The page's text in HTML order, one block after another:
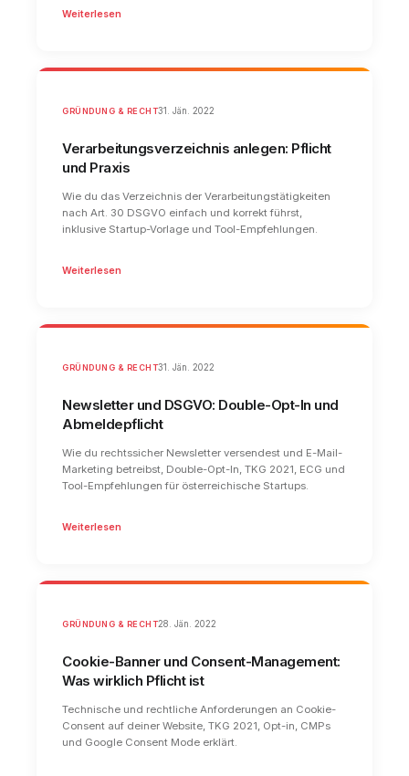
Weiterlesen
GRÜNDUNG & RECHT31. Jän. 2022
Verarbeitungsverzeichnis anlegen: Pflicht
und Praxis
Wie du das Verzeichnis der Verarbeitungstätigkeiten
nach Art. 30 DSGVO einfach und korrekt führst,
inklusive Startup-Vorlage und Tool-Empfehlungen.
Weiterlesen
GRÜNDUNG & RECHT31. Jän. 2022
Newsletter und DSGVO: Double-Opt-In und
Abmeldepflicht
Wie du rechtssicher Newsletter versendest und E-Mail-
Marketing betreibst, Double-Opt-In, TKG 2021, ECG und
Tool-Empfehlungen für österreichische Startups.
Weiterlesen
GRÜNDUNG & RECHT28. Jän. 2022
Cookie-Banner und Consent-Management:
Was wirklich Pflicht ist
Technische und rechtliche Anforderungen an Cookie-
Consent auf deiner Website, TKG 2021, Opt-in, CMPs
und Google Consent Mode erklärt.